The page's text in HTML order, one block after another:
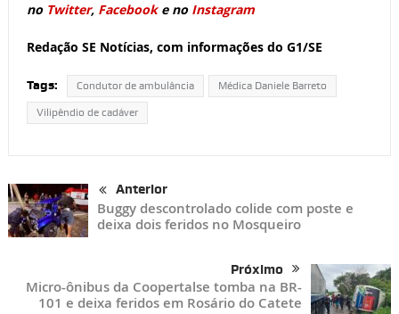
no Twitter, Facebooke no Instagram
Redação SE Notícias, com informações do G1/SE
Tags: Condutor de ambulância Médica Daniele Barreto
Vilipêndio de cadáver
Anterior
Buggy descontrolado colide com poste e
deixa dois feridos no Mosqueiro
Próximo
Micro-ônibus da Coopertalse tomba na BR-
101 e deixa feridos em Rosário do Catete